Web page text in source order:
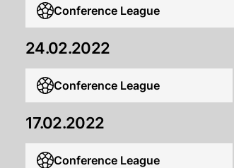
Conference League
24.02.2022
Conference League
17.02.2022
Conference League